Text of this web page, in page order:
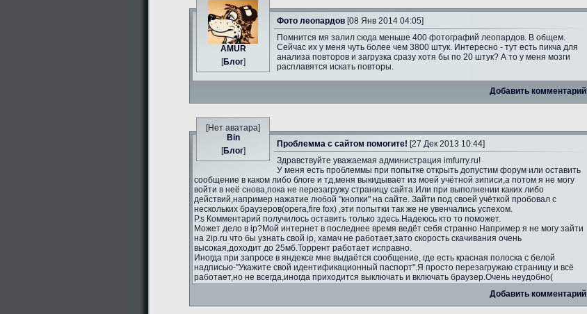
AMUR
[Блог]
Фото леопардов [08 Янв 2014 04:05]
Помнится мя залил сюда меньше 400 фотографий леопардов. В общем.
Сейчас их у меня чуть более чем 3800 штук. Интересно - тут есть пикча для
анализа повторов и загрузка сразу хотя бы по 20 штук? А то у меня мозги
расплавятся искать повторы.
Добавить комментарий
[Нет аватара]
Bin
[Блог]
Проблемма с сайтом помогите! [27 Дек 2013 10:44]
Здравствуйте уважаемая администрация imfurry.ru!
У меня есть проблеммы при попытке открыть допустим форум или оставить
сообщение в каком либо блоге и тд,меня выкидывает из моей учётной зиписи,а потом я не могу
войти в неё снова,пока не перезагружу страницу сайта.Или при выполнении каких либо
действий,например нажатие любой "кнопки" на сайте. Зайти под своей учёткой пробовал с
нескольких браузеров(opera,fire fox) ,эти попытки так же не увенчались успехом.
P.s Комментарий получилось оставить только здесь.Надеюсь кто то поможет.
Может дело в ip?Мой интернет в последнее время ведёт себя странно.Например я не могу зайти
на 2ip.ru что бы узнать свой ip, хамач не работает,зато скорость скачивания очень
высокая,доходит до 25мб.Торрент работает исправно.
Иногда при запросе в яндексе мне выдаётся сообщение, где есть красная полоска с белой
надписью-"Укажите свой идентификационный паспорт".Я просто перезагружаю страницу и всё
работает,но не всегда,иногда приходится выключать и включать браузер.Очень неудобно(
Добавить комментарий